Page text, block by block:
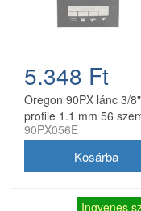
5.348 Ft
Oregon 90PX lánc 3/
profile 1.1 mm 56
90PX056E
Ingyenes